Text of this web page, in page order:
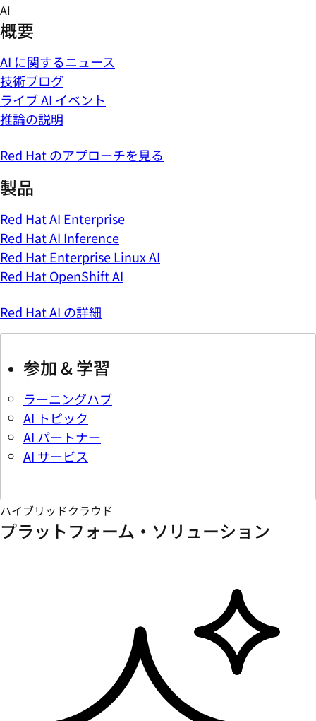
Skip
to
content
AI
概要
AI に関するニュース
技術ブログ
ライブ AI イベント
推論の説明
Red Hat のアプローチを見る
製品
Red Hat AI Enterprise
Red Hat AI Inference
Red Hat Enterprise Linux AI
Red Hat OpenShift AI
Red Hat AI の詳細
参加 & 学習
ラーニングハブ
AI トピック
AI パートナー
AI サービス
ハイブリッドクラウド
プラットフォーム・ソリューション